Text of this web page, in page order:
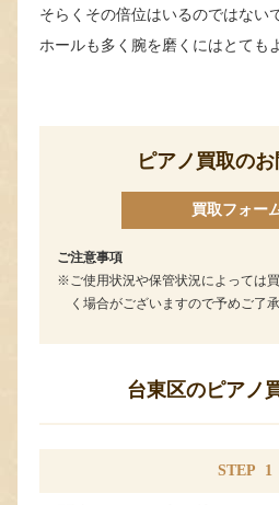
そらくその倍位はいるのではない
ホールも多く腕を磨くにはとても
ピアノ買取の
買取フォー
ご注意事項
ご使用状況や保管状況によっては
く場合がございますので予めご了承
台東区のピアノ
STEP 1